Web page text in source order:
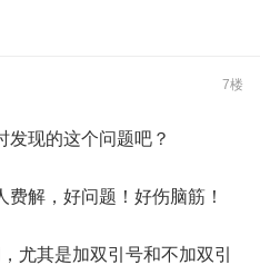
7楼
发现的这个问题吧？
解，好问题！好伤脑筋！
尤其是加双引号和不加双引